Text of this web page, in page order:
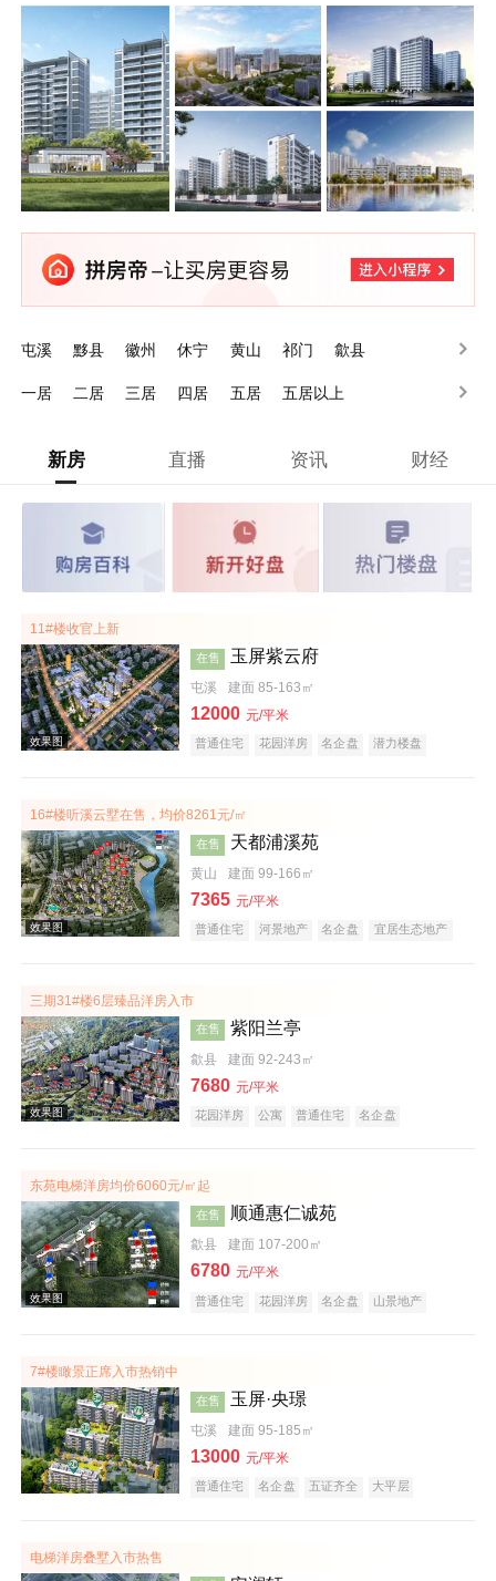
屯溪 黟县 徽州 休宁 黄山 祁门 歙县
一居 二居 三居 四居 五居 五居以上
新房 直播 资讯 财经
11#楼收官上新
效果图
在售 玉屏紫云府
屯溪 建面 85-163㎡
12000 元/平米
普通住宅 花园洋房 名企盘
潜力楼盘
16#楼听溪云墅在售，均价8261元/㎡
效果图
在售 天都浦溪苑
黄山 建面 99-166㎡
7365 元/平米
普通住宅 河景地产 名企盘
宜居生态地产
三期31#楼6层臻品洋房入市
在售 紫阳兰亭
歙县 建面 92-243㎡
7680 元/平米
花园洋房 公寓 普通住宅
名企盘
东苑电梯洋房均价6060元/㎡起
在售 顺通惠仁诚苑
歙县 建面 107-200㎡
6780 元/平米
普通住宅 花园洋房 名企盘
山景地产
7#楼瞰景正席入市热销中
在售 玉屏·央璟
屯溪 建面 95-185㎡
13000 元/平米
普通住宅 名企盘 五证齐全 大平层
电梯洋房叠墅入市热售